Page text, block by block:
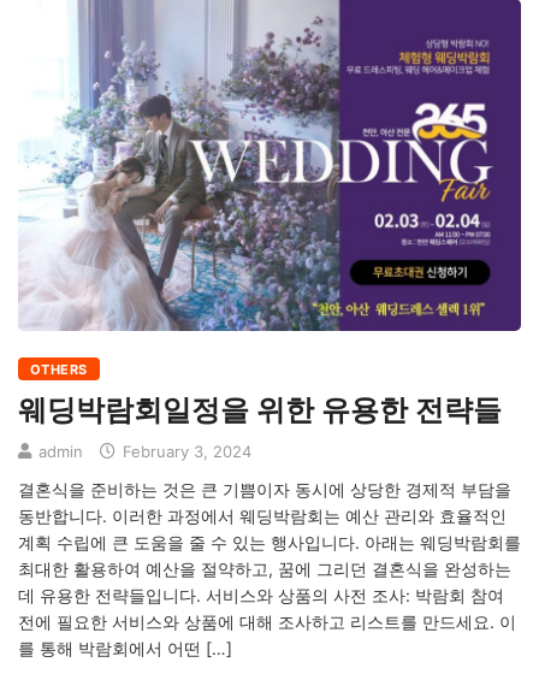
OTHERS
웨딩박람회일정을 위한 유용한 전략들
admin February 3, 2024
결혼식을 준비하는 것은 큰 기쁨이자 동시에 상당한 경제적 부담을
동반합니다. 이러한 과정에서 웨딩박람회는 예산 관리와 효율적인
계획 수립에 큰 도움을 줄 수 있는 행사입니다. 아래는 웨딩박람회를
최대한 활용하여 예산을 절약하고, 꿈에 그리던 결혼식을 완성하는
데 유용한 전략들입니다. 서비스와 상품의 사전 조사: 박람회 참여
전에 필요한 서비스와 상품에 대해 조사하고 리스트를 만드세요. 이
를 통해 박람회에서 어떤 […]